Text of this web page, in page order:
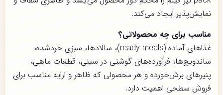
نمایش‌پذیر ایجاد می‌کند.
مناسب برای چه محصولاتی؟
غذاهای آماده (ready meals)، سالادها، سبزی خردشده،
ساندویچ‌ها، فرآورده‌های گوشتی در سینی، قطعات ماهی،
پنیرهای برش‌خورده و هر محصولی که ظاهر و ارایه مناسب برای
فروش سطحی اهمیت دارد.